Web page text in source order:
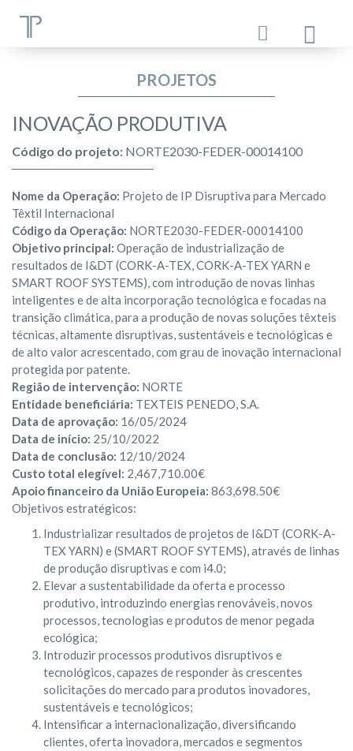
PROJETOS
INOVAÇÃO PRODUTIVA
Código do projeto: NORTE2030-FEDER-00014100
Nome da Operação: Projeto de IP Disruptiva para Mercado
Têxtil Internacional
Código da Operação: NORTE2030-FEDER-00014100
Objetivo principal: Operação de industrialização de
resultados de I&DT (CORK-A-TEX, CORK-A-TEX YARN e
SMART ROOF SYSTEMS), com introdução de novas linhas
inteligentes e de alta incorporação tecnológica e focadas na
transição climática, para a produção de novas soluções têxteis
técnicas, altamente disruptivas, sustentáveis e tecnológicas e
de alto valor acrescentado, com grau de inovação internacional
protegida por patente.
Região de intervenção: NORTE
Entidade beneficiária: TEXTEIS PENEDO, S.A.
Data de aprovação: 16/05/2024
Data de início: 25/10/2022
Data de conclusão: 12/10/2024
Custo total elegível: 2,467,710.00€
Apoio financeiro da União Europeia: 863,698.50€
Objetivos estratégicos:
Industrializar resultados de projetos de I&DT (CORK-A-
TEX YARN) e (SMART ROOF SYTEMS), através de linhas
de produção disruptivas e com i4.0;
Elevar a sustentabilidade da oferta e processo
produtivo, introduzindo energias renováveis, novos
processos, tecnologias e produtos de menor pegada
ecológica;
Introduzir processos produtivos disruptivos e
tecnológicos, capazes de responder às crescentes
solicitações do mercado para produtos inovadores,
sustentáveis e tecnológicos;
Intensificar a internacionalização, diversificando
clientes, oferta inovadora, mercados e segmentos